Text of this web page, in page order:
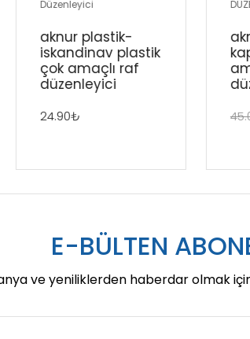
Düzenleyici
aknur plasti̇k-
i̇skandi̇nav plasti̇k
çok amaçli raf
düzenleyi̇ci̇
24.90₺ 45.00
E-BÜLTEN
ve yeniliklerden haberdar olmak